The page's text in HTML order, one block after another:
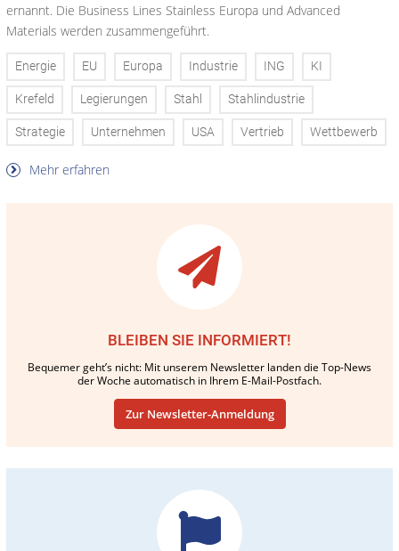
ernannt. Die Business Lines Stainless Europa und Advanced
Materials werden zusammengeführt.
Energie EU Europa Industrie ING KI
Krefeld Legierungen Stahl Stahlindustrie
Strategie Unternehmen USA Vertrieb Wettbewerb
Mehr erfahren
BLEIBEN SIE INFORMIERT!
Bequemer geht’s nicht: Mit unserem Newsletter landen die Top-News
der Woche automatisch in Ihrem E-Mail-Postfach.
Zur Newsletter-Anmeldung